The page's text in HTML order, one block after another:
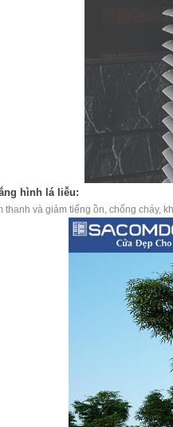
hình lá liễu:
thanh và giảm tiếng ồn, chống cháy,